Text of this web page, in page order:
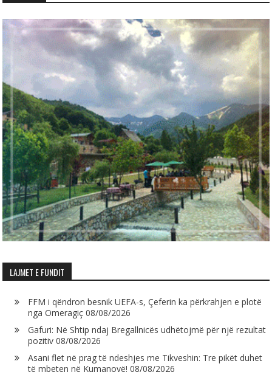
LAJMET E FUNDIT
FFM i qëndron besnik UEFA-s, Çeferin ka përkrahjen e plotë
nga Omeragiç 08/08/2026
Gafuri: Në Shtip ndaj Bregallnicës udhëtojmë për një rezultat
pozitiv 08/08/2026
Asani flet në prag të ndeshjes me Tikveshin: Tre pikët duhet
të mbeten në Kumanovë! 08/08/2026